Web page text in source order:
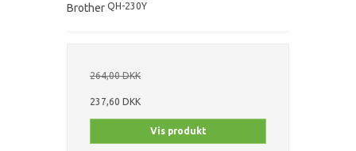
Brother QH-230Y
264,00 DKK
237,60 DKK
Vis produkt